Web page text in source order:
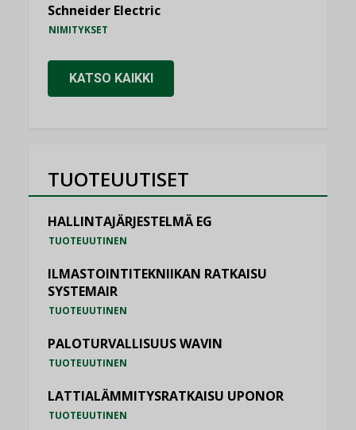
Schneider Electric
NIMITYKSET
KATSO KAIKKI
TUOTEUUTISET
HALLINTAJÄRJESTELMÄ EG
TUOTEUUTINEN
ILMASTOINTITEKNIIKAN RATKAISU
SYSTEMAIR
TUOTEUUTINEN
PALOTURVALLISUUS WAVIN
TUOTEUUTINEN
LATTIALÄMMITYSRATKAISU UPONOR
TUOTEUUTINEN